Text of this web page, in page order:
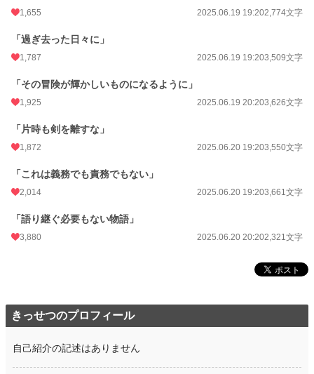
1,655 2025.06.19 19:202,774文字
「過ぎ去った日々に」
1,787 2025.06.19 19:203,509文字
「その冒険が輝かしいものになるように」
1,925 2025.06.19 20:203,626文字
「片時も剣を離すな」
1,872 2025.06.20 19:203,550文字
「これは義務でも責務でもない」
2,014 2025.06.20 19:203,661文字
「語り継ぐ必要もない物語」
3,880 2025.06.20 20:202,321文字
きっせつのプロフィール
自己紹介の記述はありません